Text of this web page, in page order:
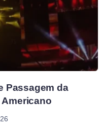
Passagem da